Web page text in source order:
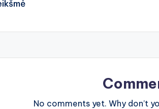
No comments yet. Why don’t